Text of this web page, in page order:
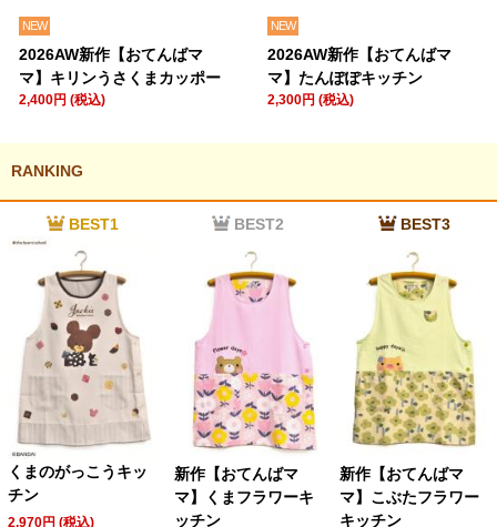
NEW
2026AW新作【おてんばマ
マ】キリンうさくまカッポー
2,400円 (税込)
NEW
2026AW新作【おてんばマ
マ】たんぽぽキッチン
2,300円 (税込)
RANKING
BEST1
くまのがっこうキッ
チン
2,970円 (税込)
BEST2
新作【おてんばマ
マ】くまフラワーキ
ッチン
BEST3
新作【おてんばマ
マ】こぶたフラワー
キッチン